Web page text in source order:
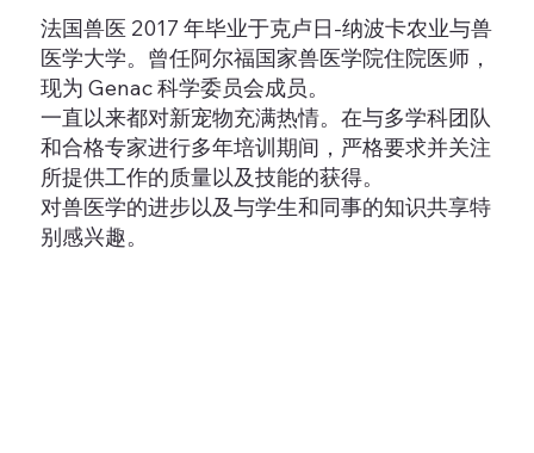
法国兽医 2017 年毕业于克卢日-纳波卡农业与兽
医学大学。曾任阿尔福国家兽医学院住院医师，
现为 Genac 科学委员会成员。
一直以来都对新宠物充满热情。在与多学科团队
和合格专家进行多年培训期间，严格要求并关注
所提供工作的质量以及技能的获得。
对兽医学的进步以及与学生和同事的知识共享特
别感兴趣。